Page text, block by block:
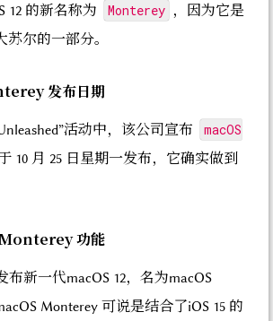
12 的新名称为 Monterey ，因为它是
尔的一部分。
发布日期
活动中，该公司宣布
macOS
10 月 25 日星期一发布，它确实做到
功能
布新一代macOS 12，名为macOS
Monterey 可说是结合了iOS 15 的